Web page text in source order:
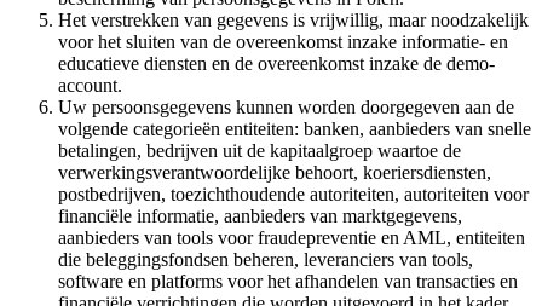
Het verstrekken van gegevens is vrijwillig, maar noodzakelijk
voor het sluiten van de overeenkomst inzake informatie- en
educatieve diensten en de overeenkomst inzake de demo-
account.
Uw persoonsgegevens kunnen worden doorgegeven aan de
volgende categorieën entiteiten: banken, aanbieders van snelle
betalingen, bedrijven uit de kapitaalgroep waartoe de
verwerkingsverantwoordelijke behoort, koeriersdiensten,
postbedrijven, toezichthoudende autoriteiten, autoriteiten voor
financiële informatie, aanbieders van marktgegevens,
aanbieders van tools voor fraudepreventie en AML, entiteiten
die beleggingsfondsen beheren, leveranciers van tools,
software en platforms voor het afhandelen van transacties en